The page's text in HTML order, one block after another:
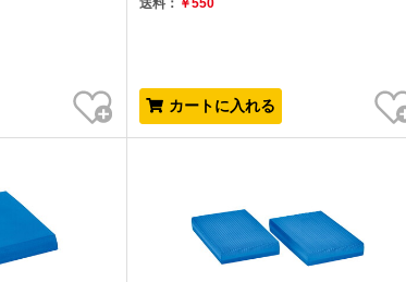
お気に入り
送料： ￥550
カートに入れる
お気に入り